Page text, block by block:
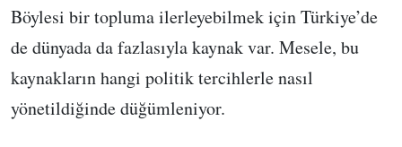
Böylesi bir topluma ilerleyebilmek için Türkiye’de
de dünyada da fazlasıyla kaynak var. Mesele, bu
kaynakların hangi politik tercihlerle nasıl
yönetildiğinde düğümleniyor.